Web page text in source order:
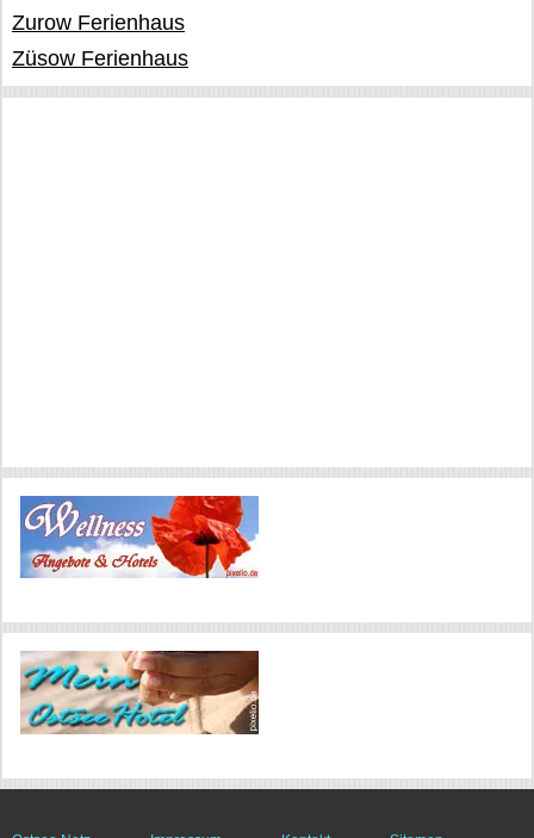
Zurow Ferienhaus
Züsow Ferienhaus